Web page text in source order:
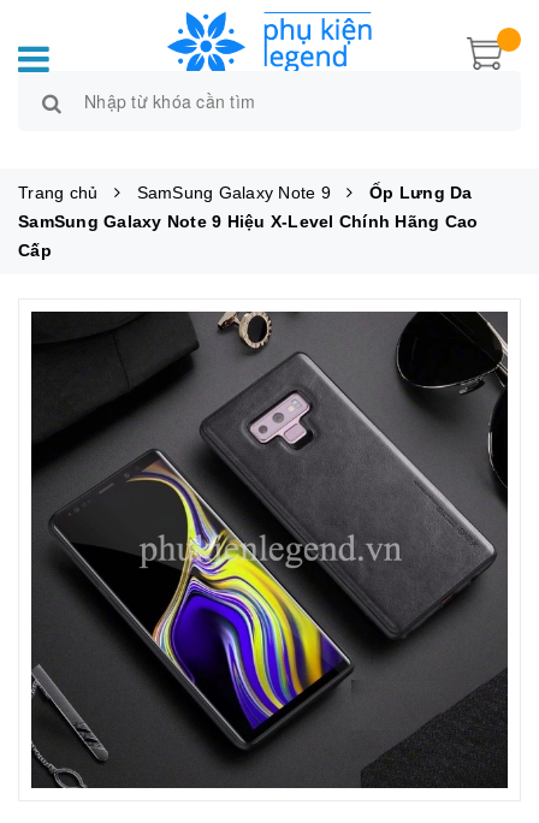
Trang chủ SamSung Galaxy Note 9
Ốp Lưng Da
SamSung Galaxy Note 9 Hiệu X-Level Chính Hãng Cao
Cấp